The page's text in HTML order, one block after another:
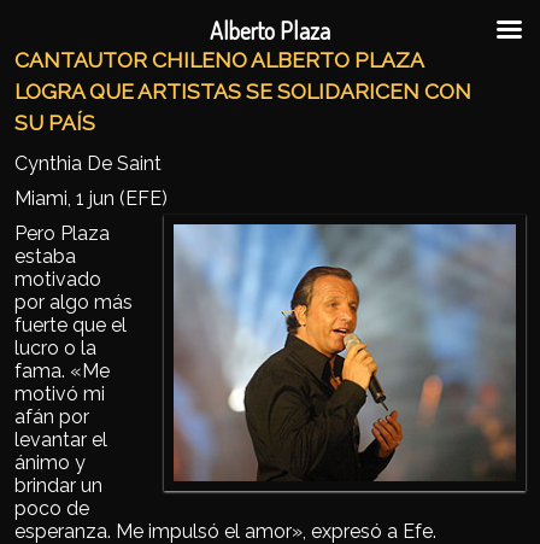
CANTAUTOR CHILENO ALBERTO PLAZA
LOGRA QUE ARTISTAS SE SOLIDARICEN CON
SU PAÍS
Cynthia De Saint
Miami, 1 jun (EFE)
Pero Plaza
estaba
motivado
por algo más
fuerte que el
lucro o la
fama. «Me
motivó mi
afán por
levantar el
ánimo y
brindar un
poco de
esperanza. Me impulsó el amor», expresó a Efe.
Alberto Plaza